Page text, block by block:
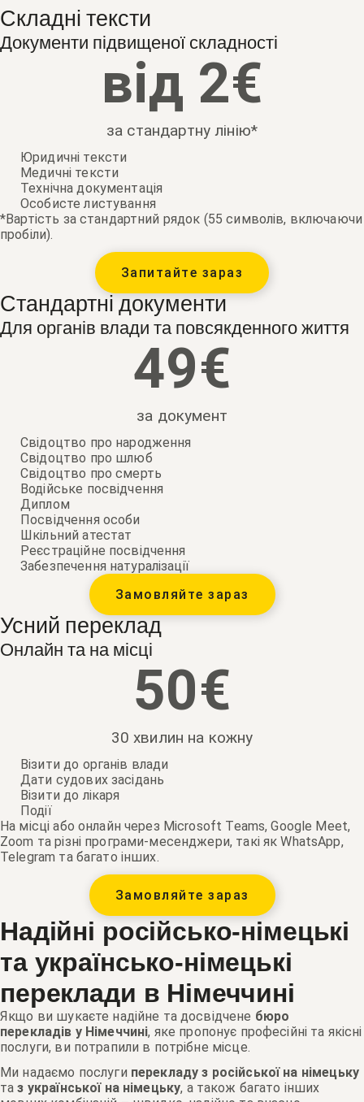
Складні тексти
Документи підвищеної складності
за стандартну лінію*
від 2€
Юридичні тексти
Медичні тексти
Технічна документація
Особисте листування
*Вартість за стандартний рядок (55 символів, включаючи
пробіли).
Запитайте зараз
Стандартні документи
Для органів влади та повсякденного життя
за документ
49€
Свідоцтво про народження
Свідоцтво про шлюб
Свідоцтво про смерть
Водійське посвідчення
Диплом
Посвідчення особи
Шкільний атестат
Реєстраційне посвідчення
Забезпечення натуралізації
Замовляйте зараз
Усний переклад
Онлайн та на місці
30 хвилин на кожну
50€
Візити до органів влади
Дати судових засідань
Візити до лікаря
Події
На місці або онлайн через Microsoft Teams, Google Meet,
Zoom та різні програми-месенджери, такі як WhatsApp,
Telegram та багато інших.
Замовляйте зараз
Надійні російсько-німецькі
та українсько-німецькі
переклади в Німеччині
Якщо ви шукаєте надійне та досвідчене бюро
перекладів у Німеччині, яке пропонує професійні та якісні
послуги, ви потрапили в потрібне місце.
Ми надаємо послуги перекладу з російської на німецьку
таз української на німецьку, а також багато інших